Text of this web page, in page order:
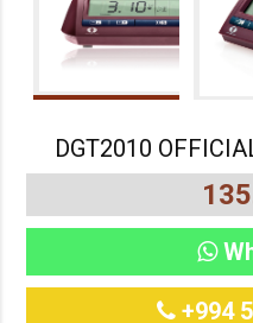
DGT2010
+994